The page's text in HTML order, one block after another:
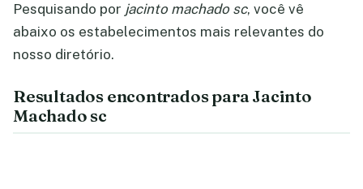
Pesquisando por jacinto machado sc, você vê
abaixo os estabelecimentos mais relevantes do
nosso diretório.
Resultados encontrados para Jacinto
Machado sc